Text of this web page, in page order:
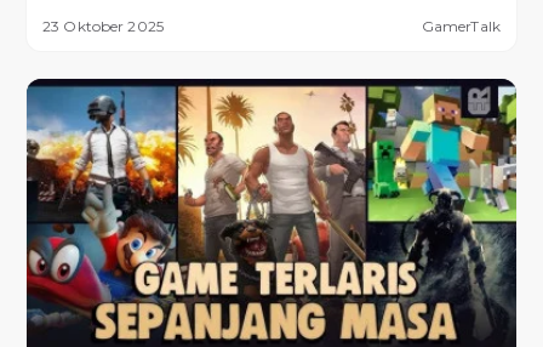
23 Oktober 2025 GamerTalk